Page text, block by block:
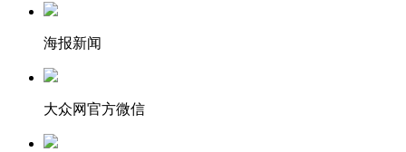
海报新闻
大众网官方微信